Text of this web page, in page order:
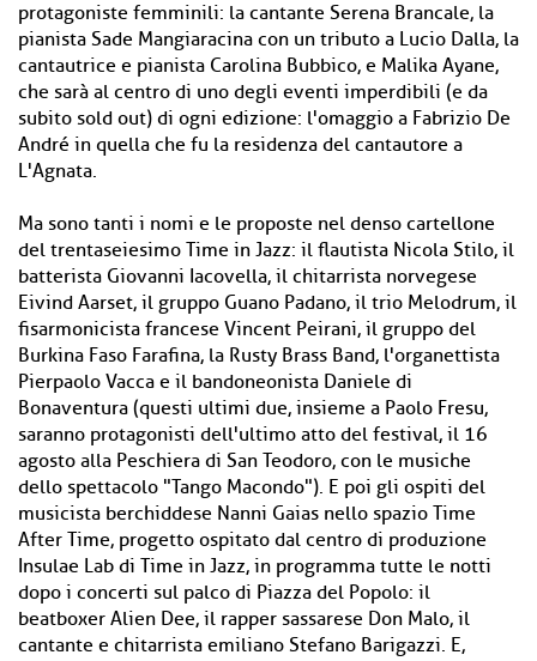
protagoniste femminili: la cantante Serena Brancale, la
pianista Sade Mangiaracina con un tributo a Lucio Dalla, la
cantautrice e pianista Carolina Bubbico, e Malika Ayane,
che sarà al centro di uno degli eventi imperdibili (e da
subito sold out) di ogni edizione: l'omaggio a Fabrizio De
André in quella che fu la residenza del cantautore a
L'Agnata.
Ma sono tanti i nomi e le proposte nel denso cartellone
del trentaseiesimo Time in Jazz: il flautista Nicola Stilo, il
batterista Giovanni Iacovella, il chitarrista norvegese
Eivind Aarset, il gruppo Guano Padano, il trio Melodrum, il
fisarmonicista francese Vincent Peirani, il gruppo del
Burkina Faso Farafina, la Rusty Brass Band, l'organettista
Pierpaolo Vacca e il bandoneonista Daniele di
Bonaventura (questi ultimi due, insieme a Paolo Fresu,
saranno protagonisti dell'ultimo atto del festival, il 16
agosto alla Peschiera di San Teodoro, con le musiche
dello spettacolo "Tango Macondo"). E poi gli ospiti del
musicista berchiddese Nanni Gaias nello spazio Time
After Time, progetto ospitato dal centro di produzione
Insulae Lab di Time in Jazz, in programma tutte le notti
dopo i concerti sul palco di Piazza del Popolo: il
beatboxer Alien Dee, il rapper sassarese Don Malo, il
cantante e chitarrista emiliano Stefano Barigazzi. E,